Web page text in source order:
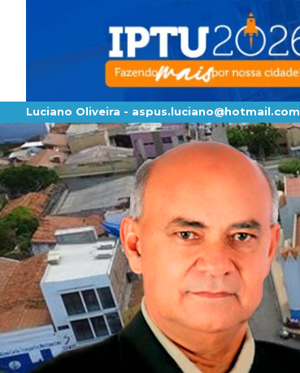
Luciano Oliveira - aspus.luciano@hotmail.com